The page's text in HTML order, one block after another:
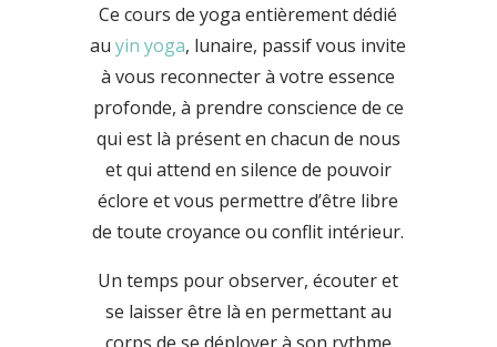
Ce cours de yoga entièrement dédié
auyin yoga, lunaire, passif vous invite
à vous reconnecter à votre essence
profonde, à prendre conscience de ce
qui est là présent en chacun de nous
et qui attend en silence de pouvoir
éclore et vous permettre d’être libre
de toute croyance ou conflit intérieur.
Un temps pour observer, écouter et
se laisser être là en permettant au